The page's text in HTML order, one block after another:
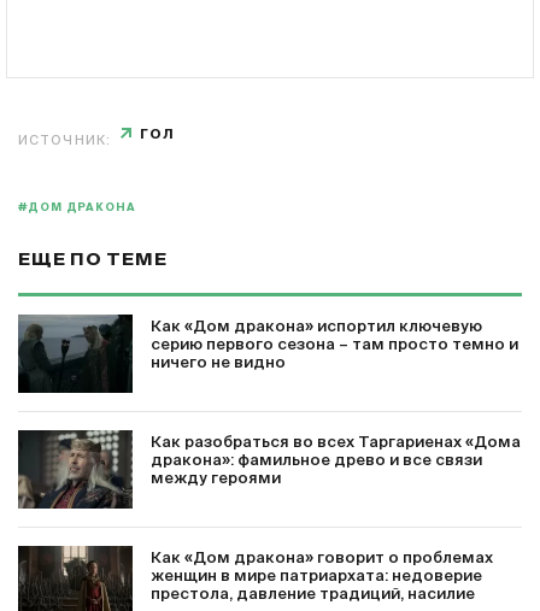
ИСТОЧНИК: ГОЛ
#ДОМ ДРАКОНА
ЕЩЕ ПО ТЕМЕ
Как «Дом дракона» испортил ключевую
серию первого сезона – там просто темно и
ничего не видно
Как разобраться во всех Таргариенах «Дома
дракона»: фамильное древо и все связи
между героями
Как «Дом дракона» говорит о проблемах
женщин в мире патриархата: недоверие
престола, давление традиций, насилие